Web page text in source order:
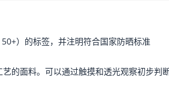
）的标签，并注明符合国家防晒标准
的面料。可以通过触摸和透光观察初步判